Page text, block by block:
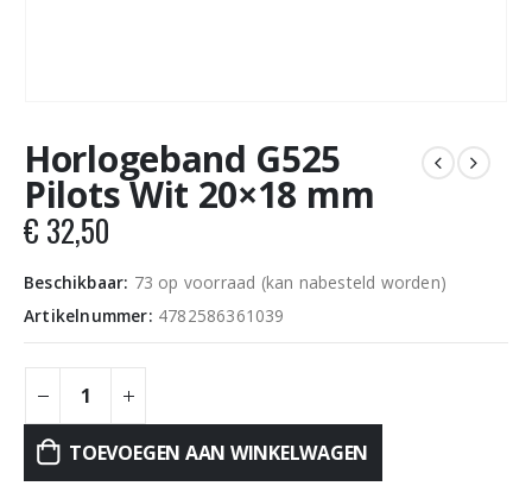
Horlogeband G525
Pilots Wit 20×18 mm
€ 32,50
Beschikbaar: 73 op voorraad (kan nabesteld worden)
Artikelnummer: 4782586361039
TOEVOEGEN AAN WINKELWAGEN